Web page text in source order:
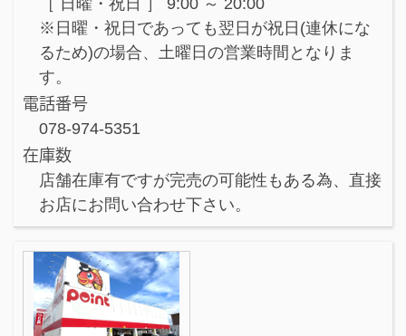
［ 日曜・祝日 ］ 9:00 ～ 20:00
※日曜・祝日であっても翌日が祝日(連休にな
るため)の場合、土曜日の営業時間となりま
す。
電話番号
078-974-5351
在庫数
店舗在庫有ですが完売の可能性もある為、直接
お店にお問い合わせ下さい。